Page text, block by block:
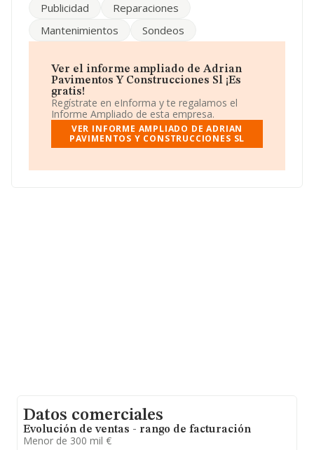
permanecido igual y teniendo en cuenta la información
empleados por debajo de la media de sector.
, B50510262, está situada en Calle Cortes De Aragon
Rivas núm. S/N, (50600), en el municipio de Ejea De Los
Caballeros, Zaragoza, Aragón.
En base a la información de la que dispone INFORMA
sobre 188.948 compañías, la facturación en el ámbito
nacional alcanza los 36.783 millones de euros y el
promedio de la facturación de ventas entre todas las
información de la provincia (hablamos de Zaragoza), en
Publicidad
Reparaciones
Mantenimientos
Sondeos
Ver el informe ampliado de Adrian
Pavimentos Y Construcciones Sl ¡Es
gratis!
Regístrate en eInforma y te regalamos el
Informe Ampliado de esta empresa.
VER INFORME AMPLIADO DE ADRIAN
PAVIMENTOS Y CONSTRUCCIONES SL
Datos comerciales
Evolución de ventas - rango de facturación
Menor de 300 mil €